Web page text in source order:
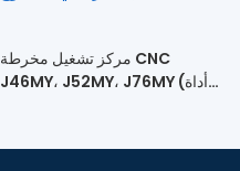
مركز تشغيل مخرطة CNC
J46MY، J52MY، J76MY (أداة